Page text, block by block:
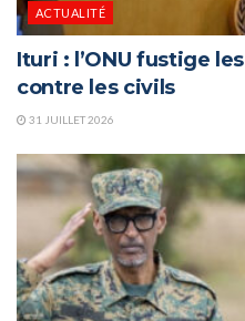
ACTUALITÉ
Ituri : l’ONU fustige
contre les civils
31 JUILLET 2026